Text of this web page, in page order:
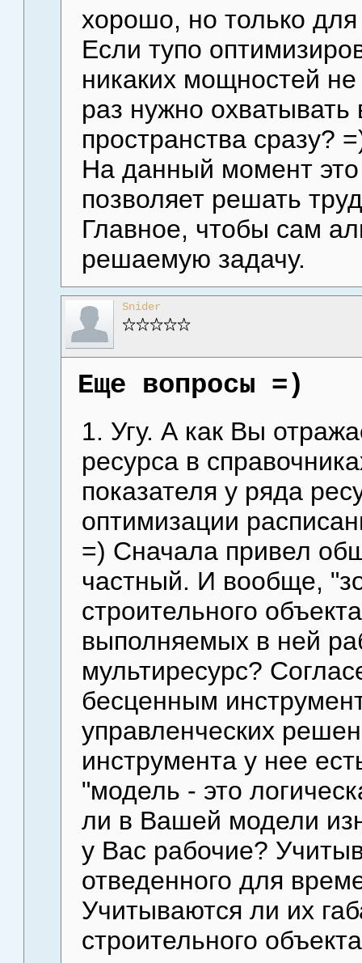
хорошо, но только
Если тупо
никаких мощностей не
раз нужно охватывать
пространства сразу?
На данный момент
позволяет решать
Главное, чтобы сам
решаемую задачу.
Snider
Еще вопросы =)
1. Угу. А как Вы
ресурса в
показателя у ряда
оптимизации
=) Сначала привел
частный. И вообще,
строительного
выполняемых в ней
мультиресурс?
бесценным
управленческих
инструмента у нее
"модель - это
ли в Вашей модели
у Вас рабочие?
отведенного для
Учитываются ли их
строительного